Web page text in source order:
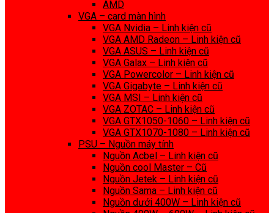
AMD
VGA – card màn hình
VGA Nvidia – Linh kiện cũ
VGA AMD Radeon – Linh kiện cũ
VGA ASUS – Linh kiện cũ
VGA Galax – Linh kiện cũ
VGA Powercolor – Linh kiện cũ
VGA Gigabyte – Linh kiện cũ
VGA MSI – Linh kiện cũ
VGA ZOTAC – Linh kiện cũ
VGA GTX1050-1060 – Linh kiện cũ
VGA GTX1070-1080 – Linh kiện cũ
PSU – Nguồn máy tính
Nguồn Acbel – Linh kiện cũ
Nguồn cool Master – Cũ
Nguồn Jetek – Linh kiện cũ
Nguồn Sama – Linh kiện cũ
Nguồn dưới 400W – Linh kiện cũ